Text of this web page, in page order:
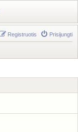
Prisijungti
Registruotis